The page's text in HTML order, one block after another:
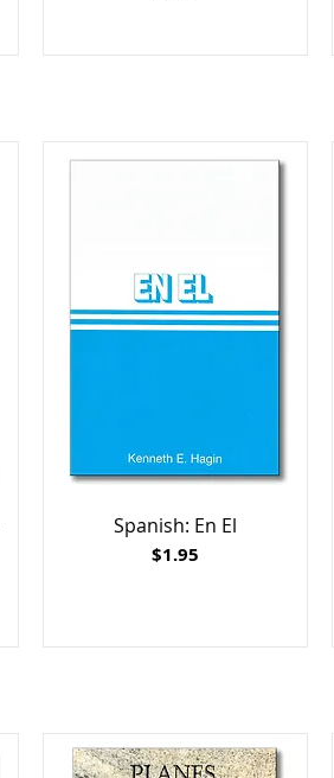
Spanish: En El
Price
$1.95